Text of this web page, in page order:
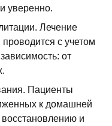
уверенно.
Лечение
с учетом
от
Пациенты
к домашней
восстановлению и